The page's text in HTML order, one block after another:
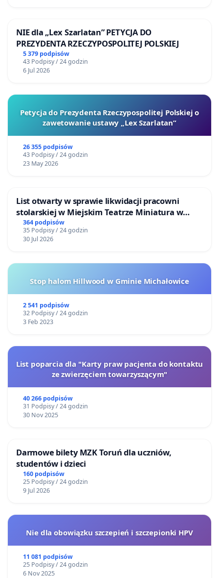
NIE dla „Lex Szarlatan” PETYCJA DO
PREZYDENTA RZECZYPOSPOLITEJ POLSKIEJ
5 379 podpisów
43 Podpisy / 24 godzin
6 Jul 2026
Petycja do Prezydenta Rzeczypospolitej Polskiej o
zawetowanie ustawy „Lex Szarlatan”
26 355 podpisów
43 Podpisy / 24 godzin
23 May 2026
List otwarty w sprawie likwidacji pracowni
stolarskiej w Miejskim Teatrze Miniatura w
Gdańsku
364 podpisów
35 Podpisy / 24 godzin
30 Jul 2026
Stop halom Hillwood w Gminie Michałowice
2 541 podpisów
32 Podpisy / 24 godzin
3 Feb 2023
List poparcia dla "Karty praw pacjenta do kontaktu
ze zwierzęciem towarzyszącym"
40 266 podpisów
31 Podpisy / 24 godzin
30 Nov 2025
Darmowe bilety MZK Toruń dla uczniów,
studentów i dzieci
160 podpisów
25 Podpisy / 24 godzin
9 Jul 2026
Nie dla obowiązku szczepień i szczepionki HPV
11 081 podpisów
25 Podpisy / 24 godzin
6 Nov 2025